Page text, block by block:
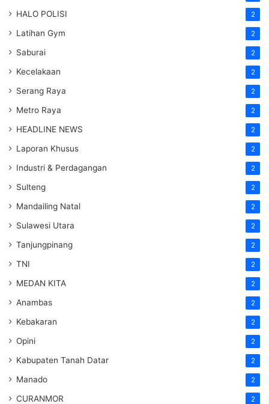
HALO POLISI 2
Latihan Gym 2
Saburai 2
Kecelakaan 2
Serang Raya 2
Metro Raya 2
HEADLINE NEWS 2
Laporan Khusus 2
Industri & Perdagangan 2
Sulteng 2
Mandailing Natal 2
Sulawesi Utara 2
Tanjungpinang 2
TNI 2
MEDAN KITA 2
Anambas 2
Kebakaran 2
Opini 2
Kabupaten Tanah Datar 2
Manado 2
CURANMOR 2